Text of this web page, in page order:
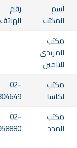
اسم
المكتب
رقم
الهاتف
مكتب
المريدي
للتامين
مكتب
لكاسا
02-
مكتب
المجد
02-